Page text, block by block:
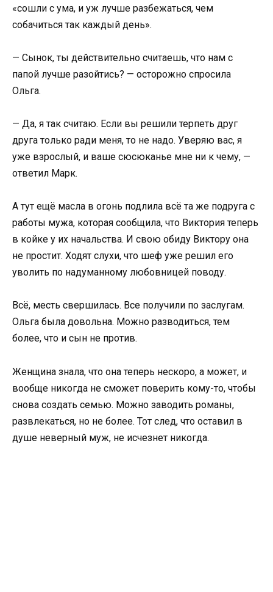
«сошли с ума, и уж лучше разбежаться, чем
собачиться так каждый день».
— Сынок, ты действительно считаешь, что нам с
папой лучше разойтись? — осторожно спросила
Ольга.
— Да, я так считаю. Если вы решили терпеть друг
друга только ради меня, то не надо. Уверяю вас, я
уже взрослый, и ваше сюсюканье мне ни к чему, —
ответил Марк.
А тут ещё масла в огонь подлила всё та же подруга с
работы мужа, которая сообщила, что Виктория теперь
в койке у их начальства. И свою обиду Виктору она
не простит. Ходят слухи, что шеф уже решил его
уволить по надуманному любовницей поводу.
Всё, месть свершилась. Все получили по заслугам.
Ольга была довольна. Можно разводиться, тем
более, что и сын не против.
Женщина знала, что она теперь нескоро, а может, и
вообще никогда не сможет поверить кому-то, чтобы
снова создать семью. Можно заводить романы,
развлекаться, но не более. Тот след, что оставил в
душе неверный муж, не исчезнет никогда.